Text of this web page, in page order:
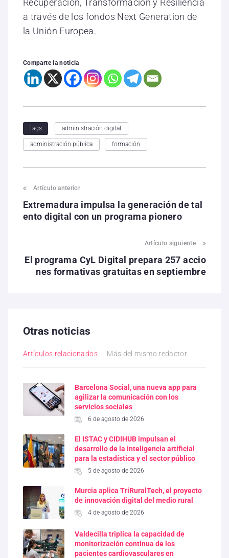
a través de los fondos Next Generation de
la Unión Europea.
Comparte la noticia
Tags administración digital
administración pública formación
Artículo anterior
Extremadura impulsa la generación de tal
ento digital con un programa pionero
Artículo siguiente
El programa CyL Digital prepara 257 accio
nes formativas gratuitas en septiembre
Otras noticias
Artículos relacionados Más del mismo redactor
Barcelona Social, una nueva app para
agilizar la comunicación con los
servicios sociales
6 de agosto de 2026
El ISTAC y CIDIHUB impulsan el
desarrollo de la inteligencia artificial
para la estadística y el sector público
5 de agosto de 2026
Murcia aplica TriRuralTech, el proyecto
de innovación digital del medio rural
4 de agosto de 2026
Valdecilla triplica la capacidad de
monitorización continua de los
pacientes cardiovasculares en